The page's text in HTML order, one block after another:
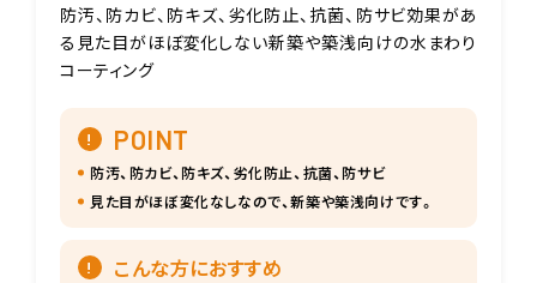
防汚、防カビ、防キズ、劣化防止、抗菌、防サビ効果があ
る見た目がほぼ変化しない新築や築浅向けの水まわり
コーティング
POINT
防汚、防カビ、防キズ、劣化防止、抗菌、防サビ
見た目がほぼ変化なしなので、新築や築浅向けです。
こんな方におすすめ